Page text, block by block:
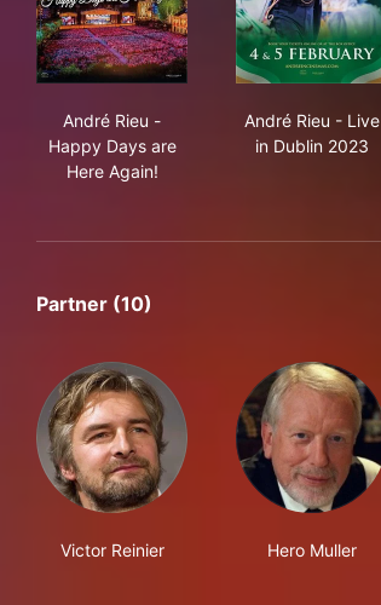
André Rieu -
Happy Days are
Here Again!
André Rieu - Live
in Dublin 2023
Partner (10)
Victor Reinier Hero Muller